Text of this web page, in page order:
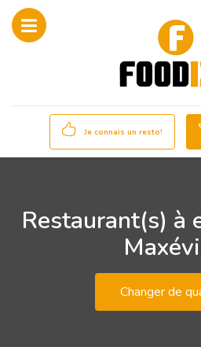
Je connais un resto!
Restaurant(s) à
Changer de